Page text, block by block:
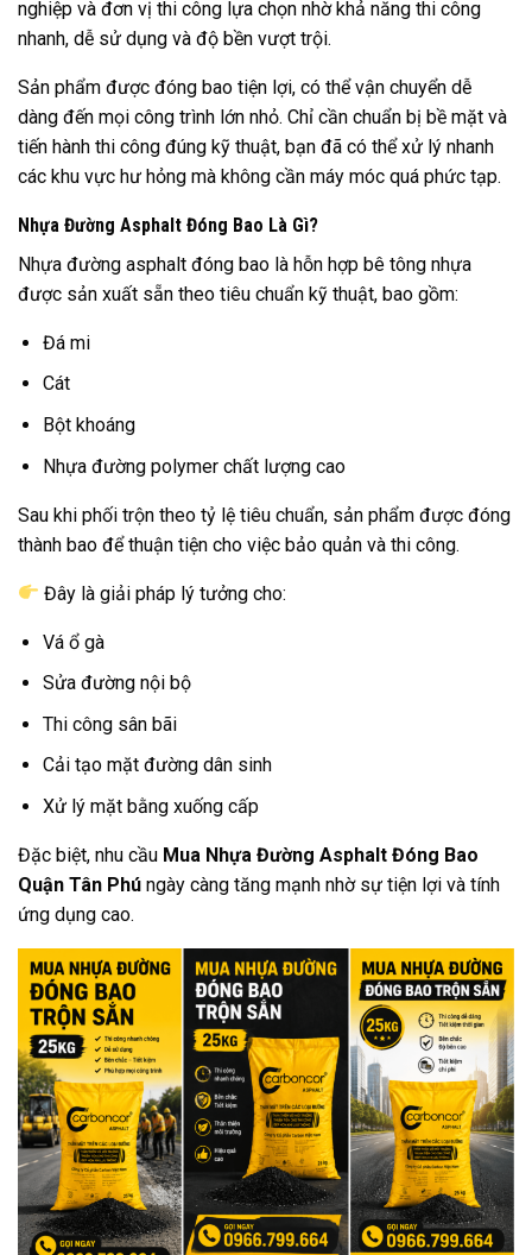
nghiệp và đơn vị thi công lựa chọn nhờ khả năng thi công
nhanh, dễ sử dụng và độ bền vượt trội.
Sản phẩm được đóng bao tiện lợi, có thể vận chuyển dễ
dàng đến mọi công trình lớn nhỏ. Chỉ cần chuẩn bị bề mặt và
tiến hành thi công đúng kỹ thuật, bạn đã có thể xử lý nhanh
các khu vực hư hỏng mà không cần máy móc quá phức tạp.
Nhựa Đường Asphalt Đóng Bao Là Gì?
Nhựa đường asphalt đóng bao là hỗn hợp bê tông nhựa
được sản xuất sẵn theo tiêu chuẩn kỹ thuật, bao gồm:
Đá mi
Cát
Bột khoáng
Nhựa đường polymer chất lượng cao
Sau khi phối trộn theo tỷ lệ tiêu chuẩn, sản phẩm được đóng
thành bao để thuận tiện cho việc bảo quản và thi công.
Đây là giải pháp lý tưởng cho:
Vá ổ gà
Sửa đường nội bộ
Thi công sân bãi
Cải tạo mặt đường dân sinh
Xử lý mặt bằng xuống cấp
Đặc biệt, nhu cầu Mua Nhựa Đường Asphalt Đóng Bao
Quận Tân Phú ngày càng tăng mạnh nhờ sự tiện lợi và tính
ứng dụng cao.